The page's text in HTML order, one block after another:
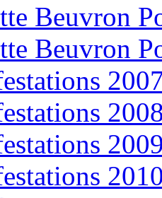
Beuvron
Beuvron